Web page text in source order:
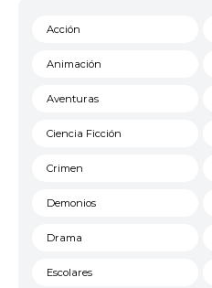
Acción
Animación
Aventuras
Ciencia Ficción
Crimen
Demonios
Drama
Escolares